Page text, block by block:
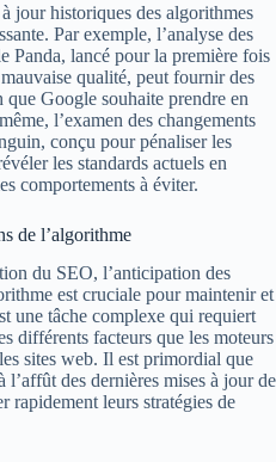
jour historiques des algorithmes
Par exemple, l’analyse des
Panda, lancé pour la première fois
qualité, peut fournir des
Google souhaite prendre en
l’examen des changements
conçu pour pénaliser les
les standards actuels en
comportements à éviter.
de l’algorithme
du SEO, l’anticipation des
est cruciale pour maintenir et
une tâche complexe qui requiert
différents facteurs que les moteurs
sites web. Il est primordial que
des dernières mises à jour de
rapidement leurs stratégies de